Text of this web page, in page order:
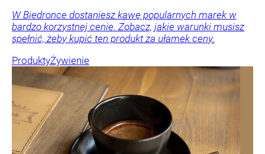
W Biedronce dostaniesz kawę popularnych marek w
bardzo korzystnej cenie. Zobacz, jakie warunki musisz
spełnić, żeby kupić ten produkt za ułamek ceny.
ProduktyŻywienie